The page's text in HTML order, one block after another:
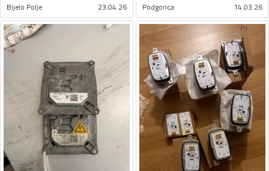
Bijelo Polje 23.04.26 Podgorica 14.03.26